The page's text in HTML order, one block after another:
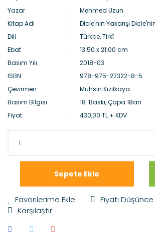
Yazar
Mehmed Uzun
Kitap Adı
Dicle'nin Yakarışı
Dili
Türkçe, Tirkî
Ebat
13.50 x 21.00 cm
Basım Yılı
2018-03
ISBN
978-975-27322-8-5
Çevirmen
Muhsin Kızılkaya
Basım Bilgisi
18. Baski, Çapa 18an
Fiyat
430,00 TL + KDV
Sepete Ekle
Fiyatı
Karşılaştır